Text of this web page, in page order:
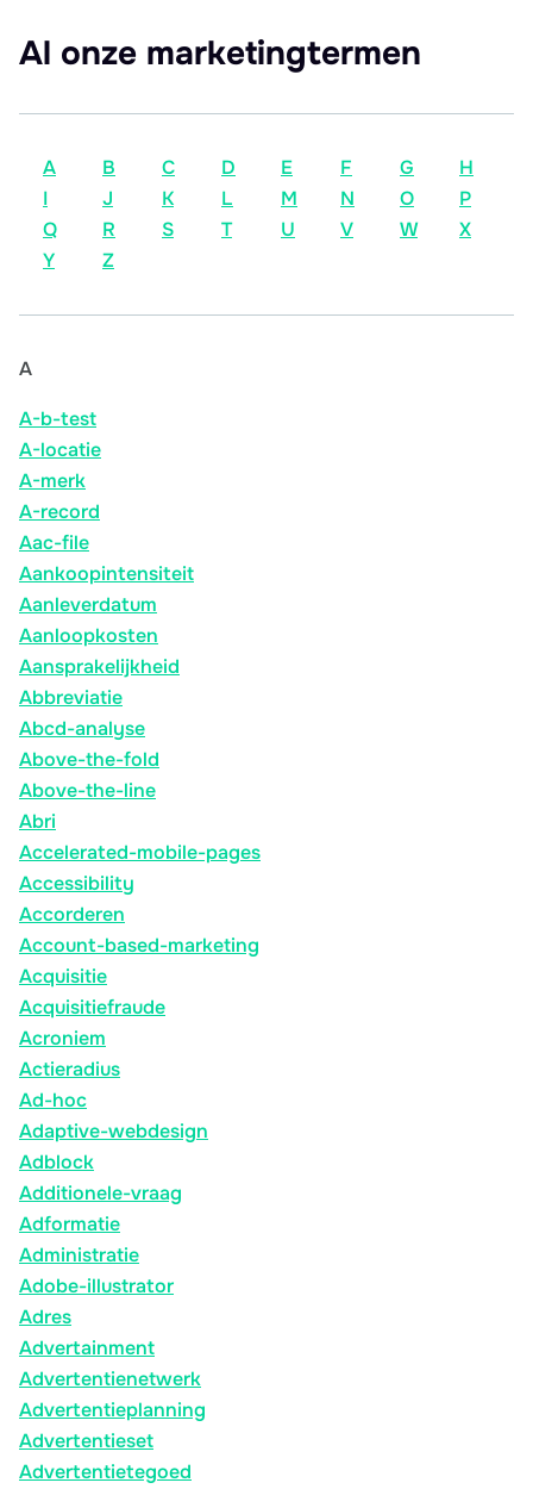
Al onze marketingtermen
A B C D E F G
H
I
J K L M N O
P
Q
R S T U V W
X
Y
Z
A
A-b-test
A-locatie
A-merk
A-record
Aac-file
Aankoopintensiteit
Aanleverdatum
Aanloopkosten
Aansprakelijkheid
Abbreviatie
Abcd-analyse
Above-the-fold
Above-the-line
Abri
Accelerated-mobile-pages
Accessibility
Accorderen
Account-based-marketing
Acquisitie
Acquisitiefraude
Acroniem
Actieradius
Ad-hoc
Adaptive-webdesign
Adblock
Additionele-vraag
Adformatie
Administratie
Adobe-illustrator
Adres
Advertainment
Advertentienetwerk
Advertentieplanning
Advertentieset
Advertentietegoed